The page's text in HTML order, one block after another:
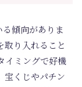
傾向がありま
取り入れること
イミングで好機
宝くじやパチン